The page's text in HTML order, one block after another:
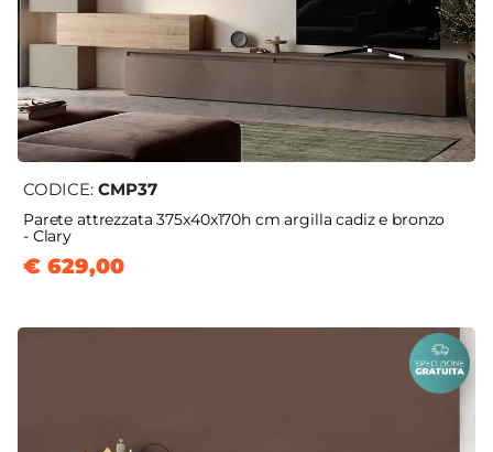
CODICE: CMP37
Parete attrezzata 375x40x170h cm argilla cadiz e bronzo
- Clary
€ 629,00